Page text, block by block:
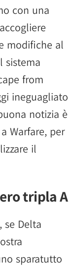
con una
modifiche al
sistema
from
ineguagliato
notizia è
Warfare, per
il
tripla A
se Delta
sparatutto